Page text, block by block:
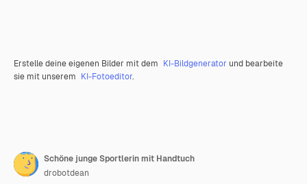
Erstelle deine eigenen Bilder mit dem KI-Bildgenerator und bearbeite
sie mit unserem KI-Fotoeditor.
Schöne junge Sportlerin mit Handtuch
drobotdean